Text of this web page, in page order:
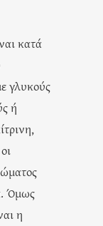
κατά
γλυκούς
ή
Όμως
η